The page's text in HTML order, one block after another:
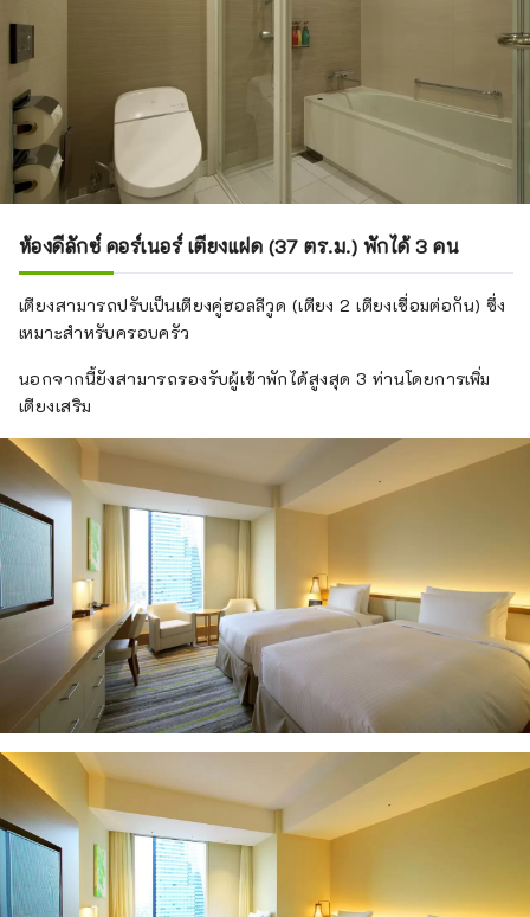
ห้องดีลักซ์ คอร์เนอร์ เตียงแฝด (37 ตร.ม.) พักได้ 3 คน
เตียงสามารถปรับเป็นเตียงคู่ฮอลลีวูด (เตียง 2 เตียงเชื่อมต่อกัน) ซึ่ง
เหมาะสำหรับครอบครัว
นอกจากนี้ยังสามารถรองรับผู้เข้าพักได้สูงสุด 3 ท่านโดยการเพิ่ม
เตียงเสริม